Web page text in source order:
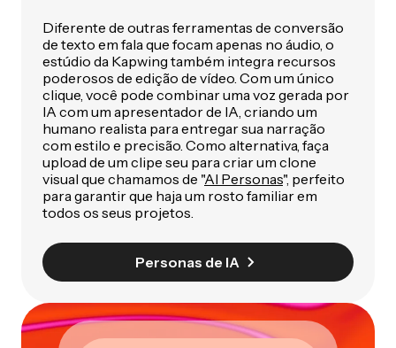
Diferente de outras ferramentas de conversão
de texto em fala que focam apenas no áudio, o
estúdio da Kapwing também integra recursos
poderosos de edição de vídeo. Com um único
clique, você pode combinar uma voz gerada por
IA com um apresentador de IA, criando um
humano realista para entregar sua narração
com estilo e precisão. Como alternativa, faça
upload de um clipe seu para criar um clone
visual que chamamos de "AI Personas", perfeito
para garantir que haja um rosto familiar em
todos os seus projetos.
Personas de IA